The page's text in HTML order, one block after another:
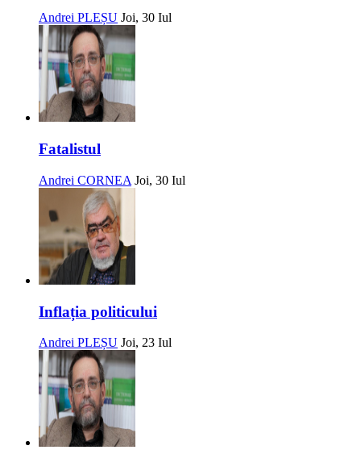
Andrei PLEȘU Joi, 30 Iul
Fatalistul
Andrei CORNEA Joi, 30 Iul
Inflația politicului
Andrei PLEȘU Joi, 23 Iul